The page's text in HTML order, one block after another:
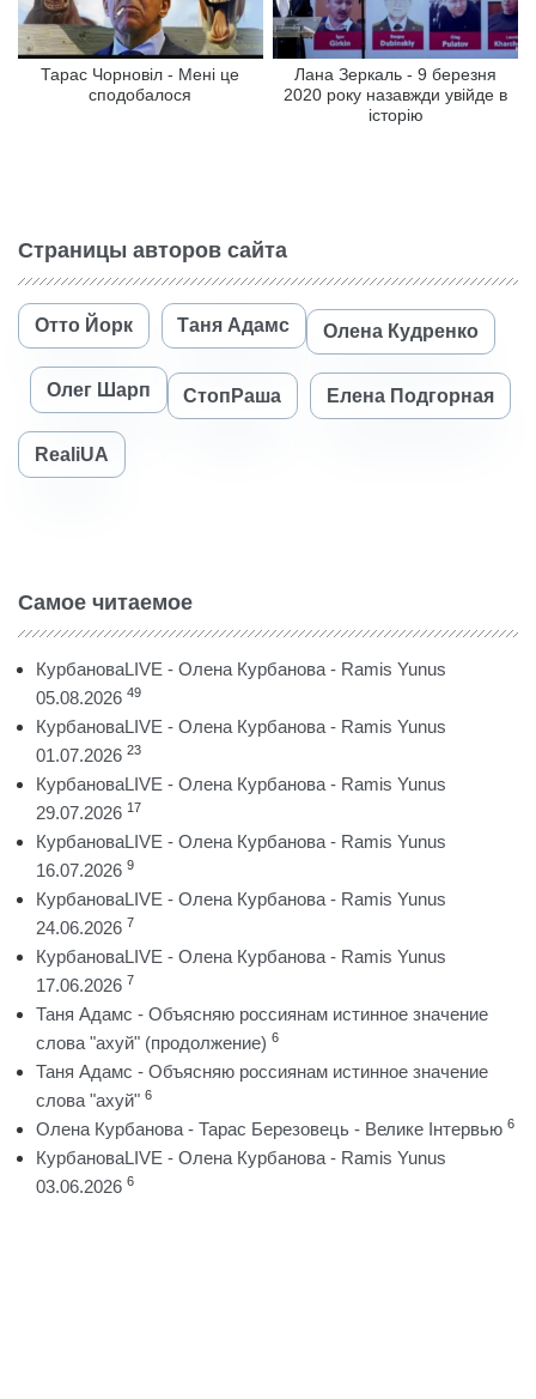
Тарас Чорновіл - Мені це
сподобалося
Лана Зеркаль - 9 березня
2020 року назавжди увійде в
історію
Страницы авторов сайта
Отто Йорк Таня Адамс Олена Кудренко
Олег Шарп СтопРаша Елена Подгорная
RealiUA
Самое читаемое
КурбановаLIVE - Олена Курбанова - Ramis Yunus
05.08.2026 49
КурбановаLIVE - Олена Курбанова - Ramis Yunus
01.07.2026 23
КурбановаLIVE - Олена Курбанова - Ramis Yunus
29.07.2026 17
КурбановаLIVE - Олена Курбанова - Ramis Yunus
16.07.2026 9
КурбановаLIVE - Олена Курбанова - Ramis Yunus
24.06.2026 7
КурбановаLIVE - Олена Курбанова - Ramis Yunus
17.06.2026 7
Таня Адамс - Объясняю россиянам истинное значение
слова "ахуй" (продолжение) 6
Таня Адамс - Объясняю россиянам истинное значение
слова "ахуй" 6
Олена Курбанова - Тарас Березовець - Велике Інтервью 6
КурбановаLIVE - Олена Курбанова - Ramis Yunus
03.06.2026 6